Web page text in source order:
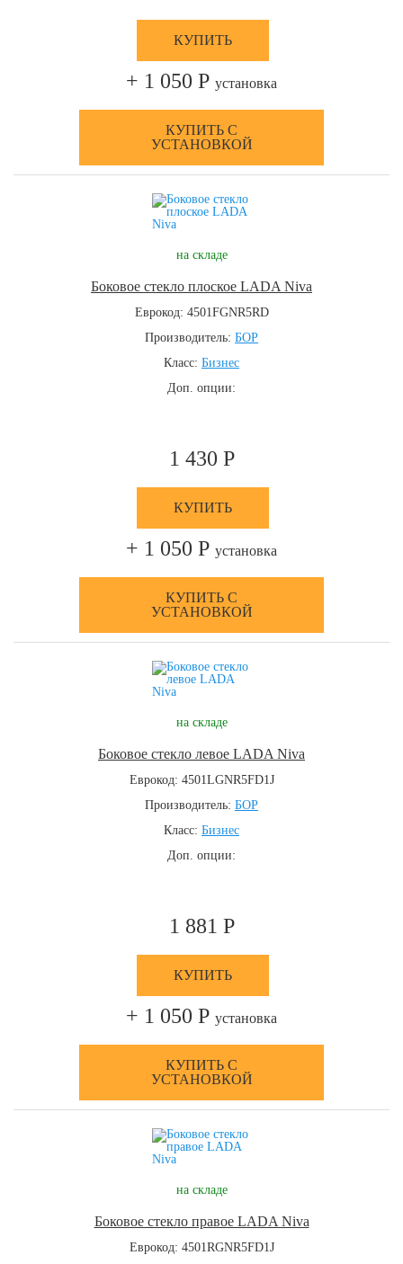
КУПИТЬ
+ 1 050 Р установка
КУПИТЬ С
УСТАНОВКОЙ
на складе
Боковое стекло плоское LADA Niva
Еврокод: 4501FGNR5RD
Производитель: БОР
Класс: Бизнес
Доп. опции:
1 430 Р
КУПИТЬ
+ 1 050 Р установка
КУПИТЬ С
УСТАНОВКОЙ
на складе
Боковое стекло левое LADA Niva
Еврокод: 4501LGNR5FD1J
Производитель: БОР
Класс: Бизнес
Доп. опции:
1 881 Р
КУПИТЬ
+ 1 050 Р установка
КУПИТЬ С
УСТАНОВКОЙ
на складе
Боковое стекло правое LADA Niva
Еврокод: 4501RGNR5FD1J